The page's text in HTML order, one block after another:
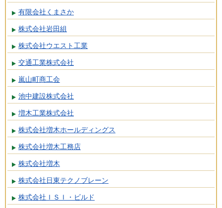
有限会社くまさか
株式会社岩田組
株式会社ウエスト工業
交通工業株式会社
嵐山町商工会
池中建設株式会社
増木工業株式会社
株式会社増木ホールディングス
株式会社増木工務店
株式会社増木
株式会社日東テクノブレーン
株式会社ＩＳＩ・ビルド